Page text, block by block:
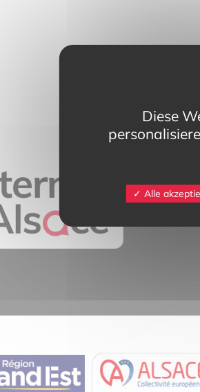
68025 Colmar
Diese
Alle